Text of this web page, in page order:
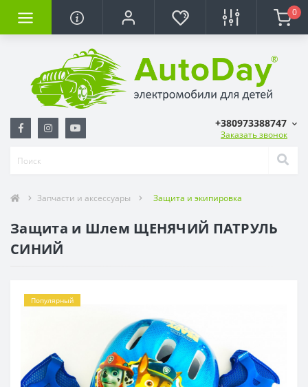
0
+380973388747
Заказать звонок
Запчасти и аксессуары Защита и экипировка
Защита и Шлем ЩЕНЯЧИЙ ПАТРУЛЬ
СИНИЙ
Популярный